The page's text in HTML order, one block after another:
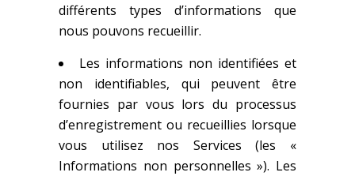
différents types d’informations que
nous pouvons recueillir.
Les informations non identifiées et
non identifiables, qui peuvent être
fournies par vous lors du processus
d’enregistrement ou recueillies lorsque
vous utilisez nos Services (les «
Informations non personnelles »). Les